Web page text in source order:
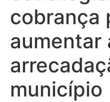
cobrança
aumentar
município